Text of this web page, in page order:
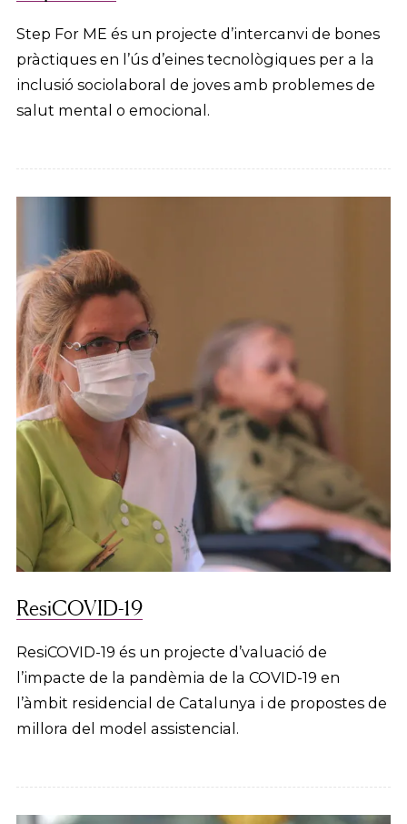
Step For ME és un projecte d’intercanvi de bones
pràctiques en l’ús d’eines tecnològiques per a la
inclusió sociolaboral de joves amb problemes de
salut mental o emocional.
ResiCOVID-19
ResiCOVID-19 és un projecte d’valuació de
l’impacte de la pandèmia de la COVID-19 en
l’àmbit residencial de Catalunya i de propostes de
millora del model assistencial.